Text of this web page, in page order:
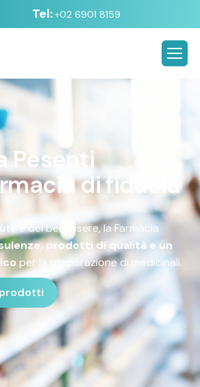
Tel:+02 6901 8159
aPes en ti
maciadifid uc ia
e del benessere, la Farmacia
prodotti di qualità e un
per la preparazione di medicinali.